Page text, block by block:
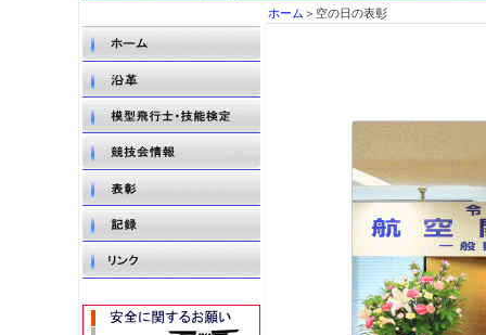
ホーム ＞ 空の日の表彰